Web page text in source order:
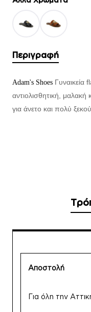
Περιγραφή
Adam's Shoes Γυναικεία
αντιολισθητική,
για άνετο και πολύ
Αποστολή
Για όλη την